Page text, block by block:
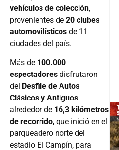
vehículos de colección,
provenientes de 20 clubes
automovilísticos de 11
ciudades del país.
Más de 100.000
espectadores disfrutaron
del Desfile de Autos
Clásicos y Antiguos
alrededor de 16,3 kilómetros
de recorrido, que inició en el
parqueadero norte del
estadio El Campín, para